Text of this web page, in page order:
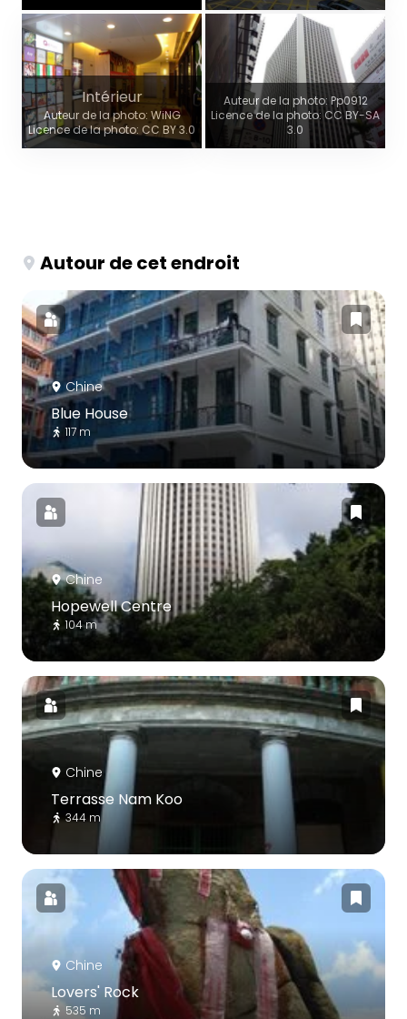
Intérieur
Auteur de la photo: WiNG
Licence de la photo: CC BY 3.0
Auteur de la photo: Pp0912
Licence de la photo: CC BY-SA
3.0
Autour de cet endroit
Chine
Blue House
117 m
Chine
Hopewell Centre
104 m
Chine
Terrasse Nam Koo
344 m
Chine
Lovers' Rock
535 m